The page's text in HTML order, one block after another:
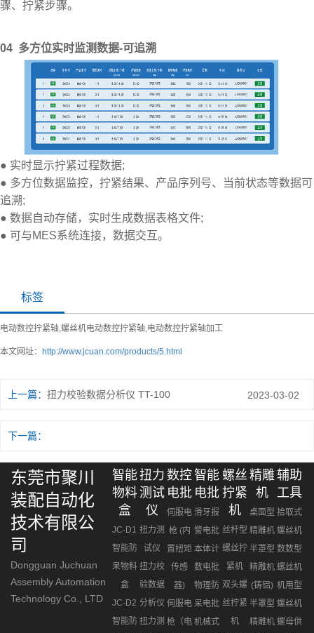
骤、拧紧步骤。
04 多方位实时监测数据-可追溯
● 实时显示拧紧过程数据;
● 多方位数据监控，拧紧结果、产品序列号、当前状态等数据可
追溯;
● 数据自动存储，实时生成数据表格文件;
● 可与MES系统连接，数据交互。
标签
电动数控拧紧轴,螺丝机电动数控拧紧轴,电动数控拧紧轴加工
本文网址： http://www.jcuan.com/products/5.html
上一篇： 扭力校验数据分析仪 TT-100 2023-03-02
下一篇：
东莞市聚川
装配自动化
技术有限公
司
Dongguan Juchuan
Assembly Automation
Technology Co., LTD
智能
物料
盒
JC-D1
智能防
呆物料
盒
JC-D2
智能防
扭力
测试
仪
扭力测
试仪
扭力校
验数据
分析仪
扭力测
数控
电批
伺服电
枪 (内
置扭矩
传感
器)
伺服电
枪（电
智能
电批
滑牙报
警电批
本体计
数电批
物理防
呆电批
机械式
螺丝
拧紧
机
丝杆型
螺丝拧
紧机
双头螺
丝拧紧
机
精雕
机
桌面型
精雕机
半罩型
精雕机
(铸铝)
半罩型
精雕机
辅助
工具
拾取式
螺丝机
数数型
螺丝机
机用型
螺丝机
螺母供